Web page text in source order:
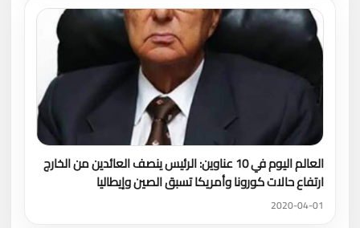
العالم اليوم في 10 عناوين: الرئيس ينصف العائدين من الخارج
ارتفاع حالات كورونا وأمريكا تسبق الصين وإيطاليا
2020-04-01